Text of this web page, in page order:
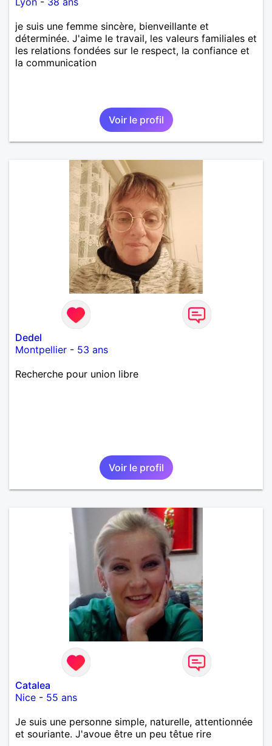
je suis une femme sincère, bienveillante et
déterminée. J'aime le travail, les valeurs familiales et
les relations fondées sur le respect, la confiance et
la communication
Voir le profil
Dedel
Montpellier - 53 ans
Recherche pour union libre
Voir le profil
Catalea
Nice - 55 ans
Je suis une personne simple, naturelle, attentionnée
et souriante. J'avoue être un peu têtue rire